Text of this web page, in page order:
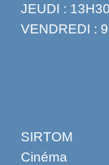
JEUDI :
VENDREDI :
SIRTOM
Cinéma